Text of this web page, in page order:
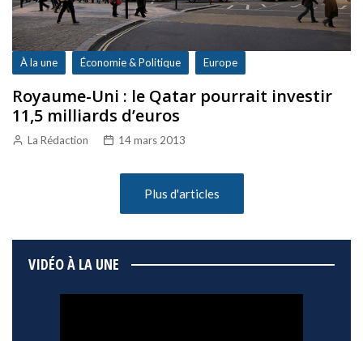
À la une Économie & Politique Europe
Royaume-Uni : le Qatar pourrait investir
11,5 milliards d’euros
La Rédaction 14 mars 2013
Plus d'articles
VIDÉO À LA UNE